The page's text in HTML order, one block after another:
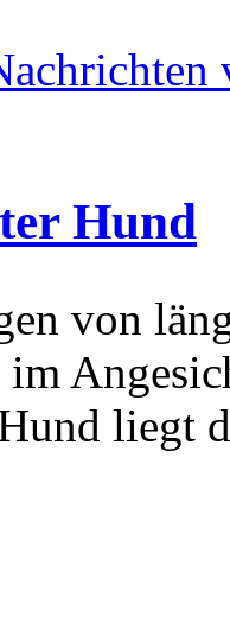
Hund
von
liegt